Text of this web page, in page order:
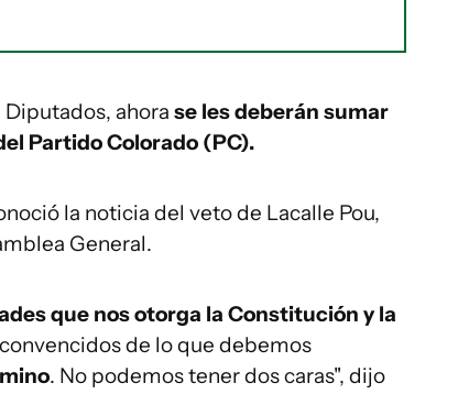
Diputados, ahora se les deberán sumar
Partido Colorado (PC).
la noticia del veto de Lacalle Pou,
General.
que nos otorga la Constitución y la
de lo que debemos
. No podemos tener dos caras", dijo